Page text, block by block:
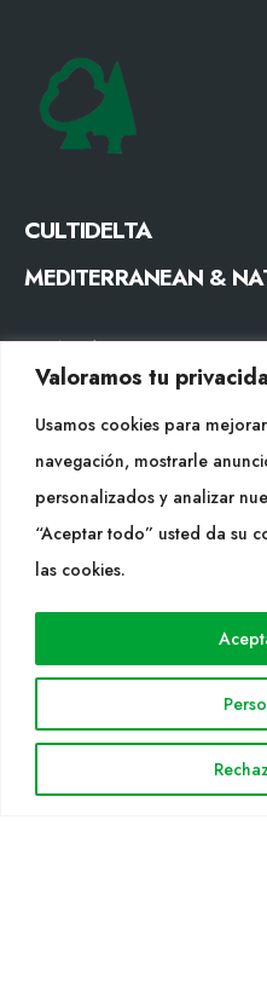
Valoramos tu
Usamos cookies para
navegación, mostrarle
personalizados y analizar
“Aceptar todo” usted da su
las cookies.
CULTIDELTA
MEDITERRANEAN &
CONTACTE
Tel. +34 977053013
info@cultidelta.com
SEGUEIX-NOS
Árees de treball
Solicitud Catàleg